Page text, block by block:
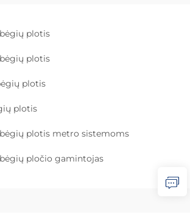
plotis
plotis
plotis
plotis
plotis metro sistemoms
pločio gamintojas